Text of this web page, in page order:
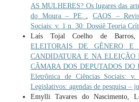
AS MULHERES? Os lugares das
do Moura – PE
,CAOS –
Sociais: v. 1 n. 30: Dossiê Teoria
Laís Tojal Coelho de Barros,
ELEITORAIS DE GÊNERO E
CANDIDATURA E NA ELEIÇÃO
CÂMARA DOS DEPUTADOS DO
Eletrônica de Ciências Sociais:
Legislativos: agendas de pesquisa –
Emylli Tavares do Nascimento,